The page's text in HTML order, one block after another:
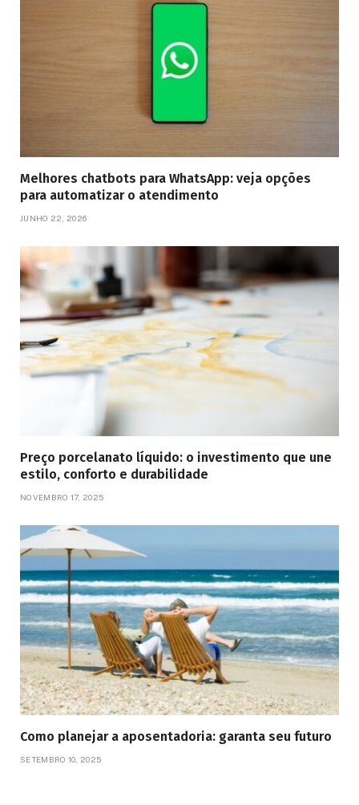
Melhores chatbots para WhatsApp: veja opções
para automatizar o atendimento
JUNHO 22, 2026
Preço porcelanato líquido: o investimento que une
estilo, conforto e durabilidade
NOVEMBRO 17, 2025
Como planejar a aposentadoria: garanta seu futuro
SETEMBRO 10, 2025